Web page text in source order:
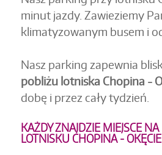
minut jazdy. Zawieziemy
klimatyzowanym busem i
Nasz parking zapewnia
pobliżu lotniska Chopina -
dobę i przez cały tydzień.
KAŻDY ZNAJDZIE MIEJSCE
LOTNISKU CHOPINA - OKĘCIE